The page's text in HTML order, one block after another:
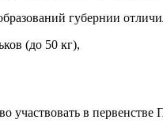
губернии
(до 50 кг),
в первенстве